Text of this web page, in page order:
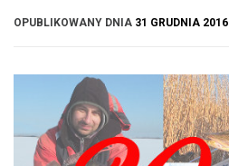
OPUBLIKOWANY DNIA 31 GRUDNIA 2016